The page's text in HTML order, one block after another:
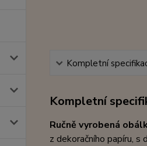
Kompletní
Kompletní
Ručně vyrobená
z dekoračního papíru,